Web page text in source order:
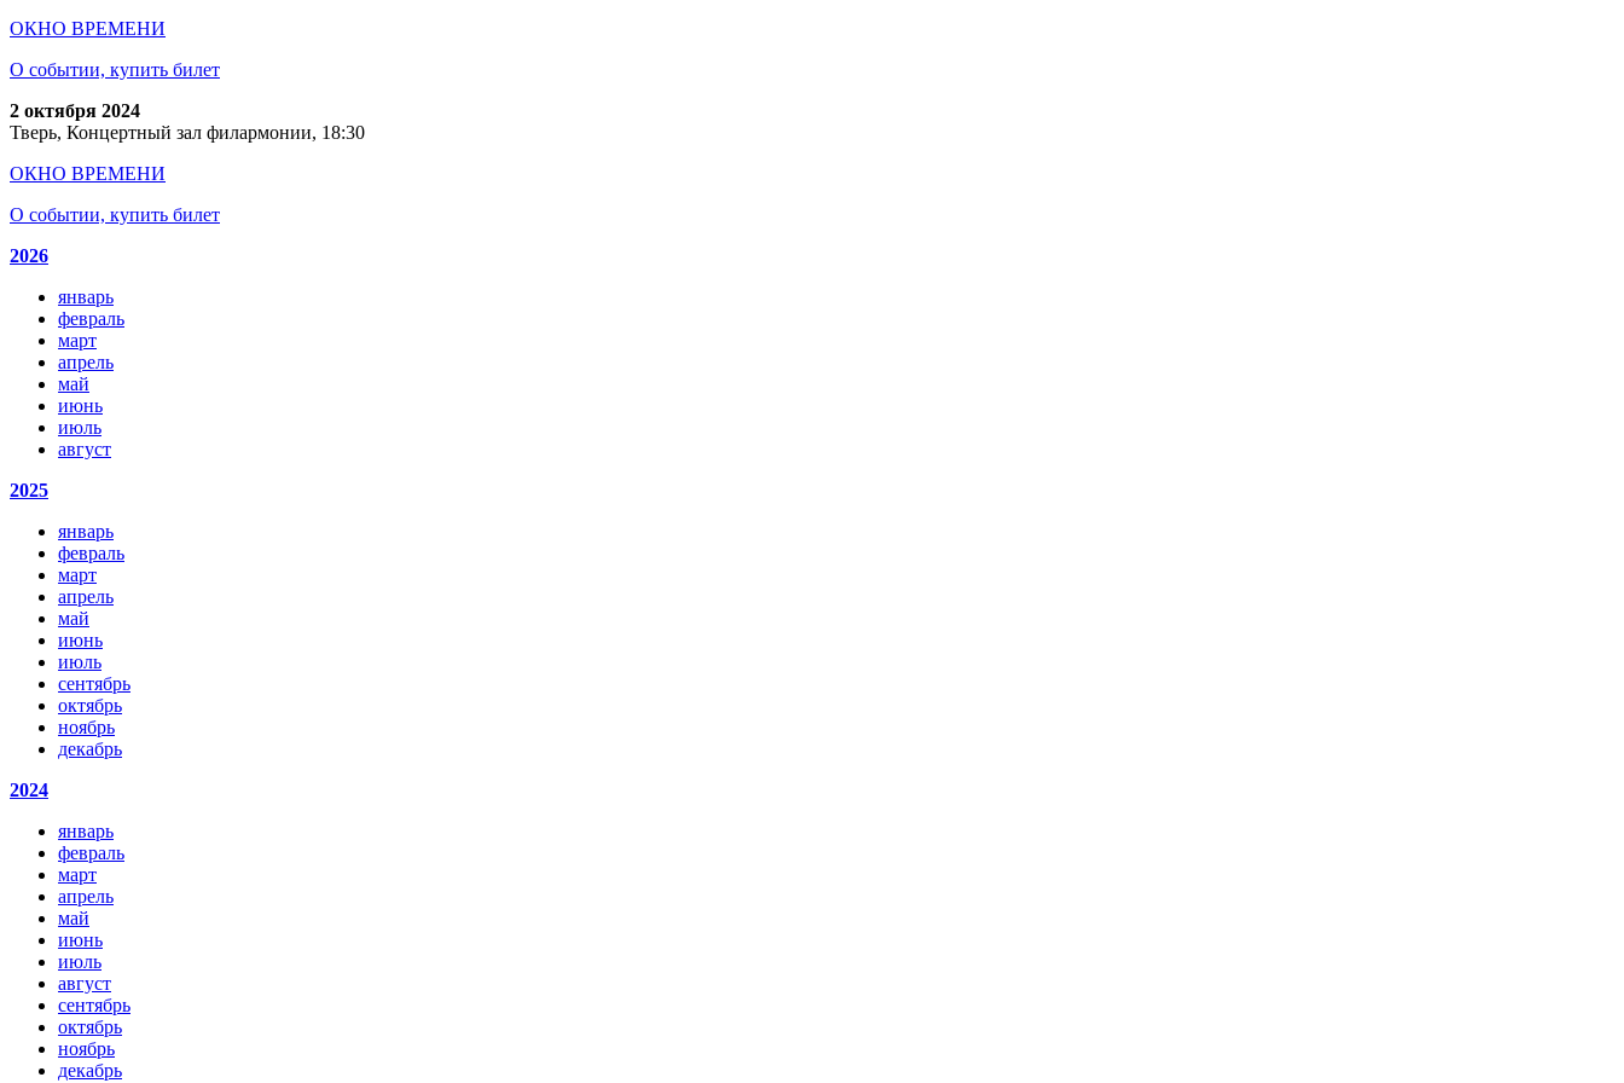
ОКНО ВРЕМЕНИ
О событии, купить билет
2 октября 2024
Тверь, Концертный зал филармонии, 18:30
ОКНО ВРЕМЕНИ
О событии, купить билет
2026
январь
февраль
март
апрель
май
июнь
июль
август
2025
январь
февраль
март
апрель
май
июнь
июль
сентябрь
октябрь
ноябрь
декабрь
2024
январь
февраль
март
апрель
май
июнь
июль
август
сентябрь
октябрь
ноябрь
декабрь